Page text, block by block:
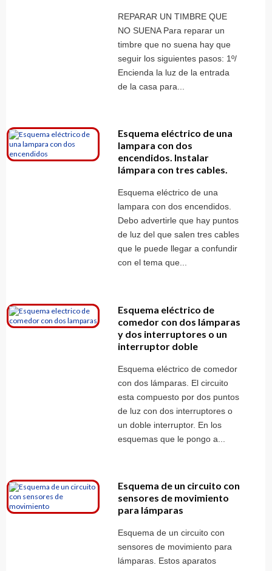
REPARAR UN TIMBRE QUE
NO SUENA Para reparar un
timbre que no suena hay que
seguir los siguientes pasos: 1º/
Encienda la luz de la entrada
de la casa para...
Esquema eléctrico de una
lampara con dos
encendidos. Instalar
lámpara con tres cables.
Esquema eléctrico de una
lampara con dos encendidos.
Debo advertirle que hay puntos
de luz del que salen tres cables
que le puede llegar a confundir
con el tema que...
Esquema eléctrico de
comedor con dos lámparas
y dos interruptores o un
interruptor doble
Esquema eléctrico de comedor
con dos lámparas. El circuito
esta compuesto por dos puntos
de luz con dos interruptores o
un doble interruptor. En los
esquemas que le pongo a...
Esquema de un circuito con
sensores de movimiento
para lámparas
Esquema de un circuito con
sensores de movimiento para
lámparas. Estos aparatos